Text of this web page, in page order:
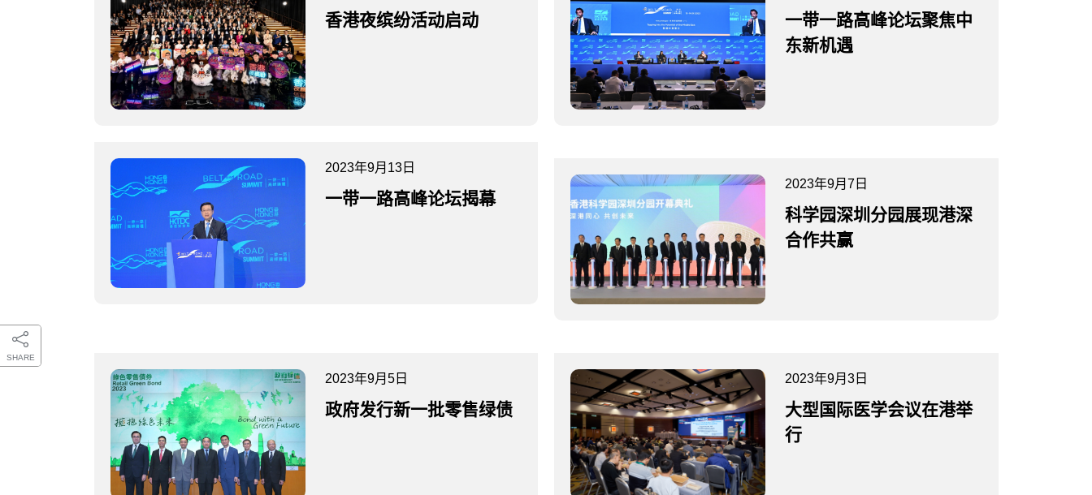
SHARE
香港夜缤纷活动启动
一带一路高峰论坛聚焦中
东新机遇
2023年9月13日
一带一路高峰论坛揭幕
2023年9月7日
科学园深圳分园展现港深
合作共赢
2023年9月5日
政府发行新一批零售绿债
2023年9月3日
大型国际医学会议在港举
行